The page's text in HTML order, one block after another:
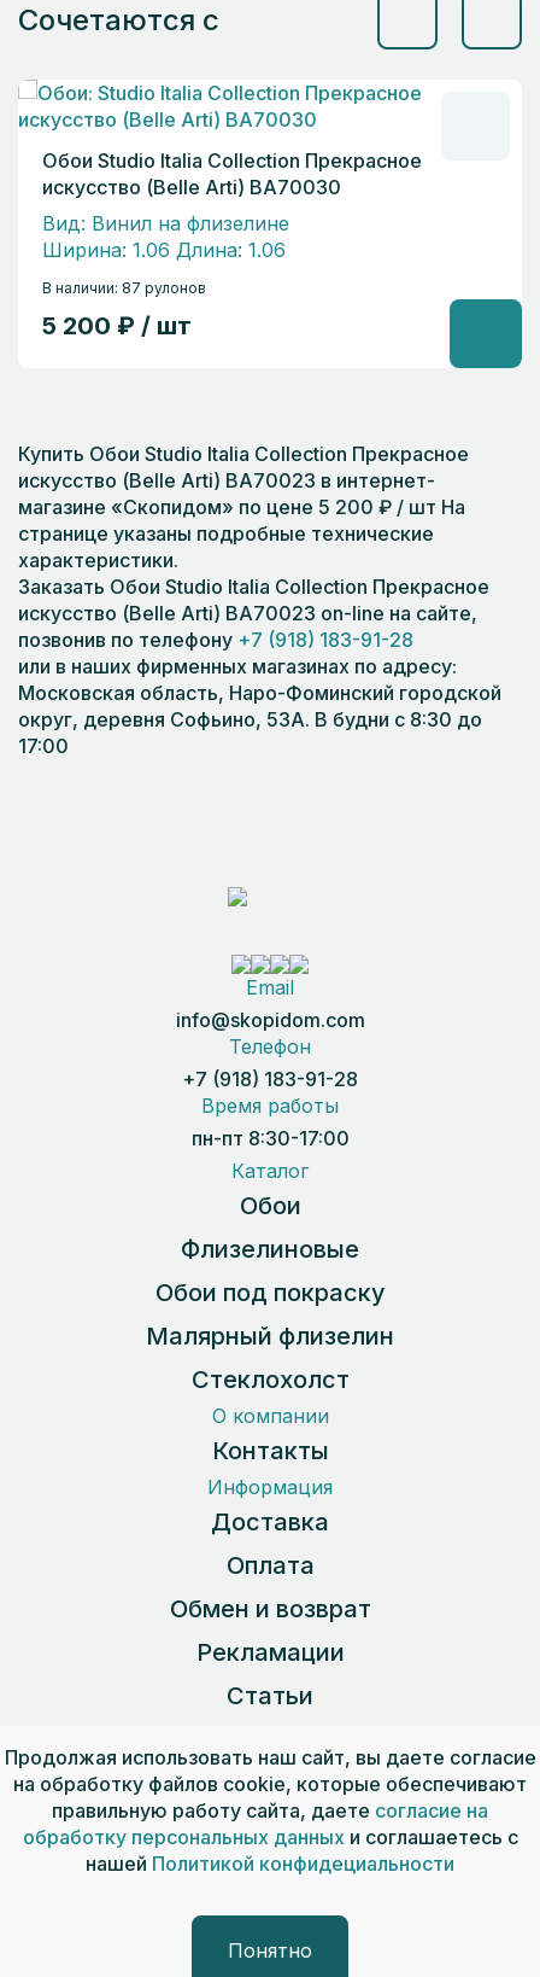
Сочетаются с
Обои Studio Italia Collection Прекрасное
искусство (Belle Arti) BA70030
Вид: Винил на флизелине
Ширина: 1.06 Длина: 1.06
В наличии: 87 рулонов
5 200 ₽ / шт
Купить Обои Studio Italia Collection Прекрасное
искусство (Belle Arti) BA70023 в интернет-
магазине «Скопидом» по цене 5 200 ₽ / шт На
странице указаны подробные технические
характеристики.
Заказать Обои Studio Italia Collection Прекрасное
искусство (Belle Arti) BA70023 on-line на сайте,
позвонив по телефону +7 (918) 183-91-28
или в наших фирменных магазинах по адресу:
Московская область, Наро-Фоминский городской
округ, деревня Софьино, 53А. В будни с 8:30 до
17:00
Email
info@skopidom.com
Телефон
+7 (918) 183-91-28
Время работы
пн-пт 8:30-17:00
Каталог
Обои
Флизелиновые
Обои под покраску
Малярный флизелин
Стеклохолст
О компании
Контакты
Информация
Доставка
Оплата
Обмен и возврат
Рекламации
Статьи
Пользовательское соглашение
Публичная оферта
© 2026, ООО «СКОПИДОМ»
Разработка сайта — интернет-компания «ИНСАЙТ»
Продолжая использовать наш сайт, вы даете согласие
на обработку файлов cookie, которые обеспечивают
правильную работу сайта, даете согласие на
обработку персональных данныхи соглашаетесь с
нашей Политикой конфидециальности
Понятно